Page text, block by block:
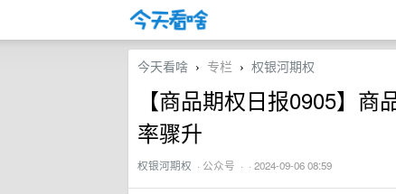
今天看啥 › 专栏 › 权银河期权
【商品期权日报0905】
率骤升
权银河期权 · 公众号 · · 2024-09-06 08:59